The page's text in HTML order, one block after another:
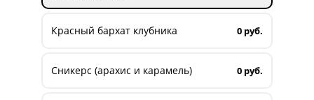
Красный бархат клубника 0 руб.
Сникерс (арахис и карамель) 0 руб.